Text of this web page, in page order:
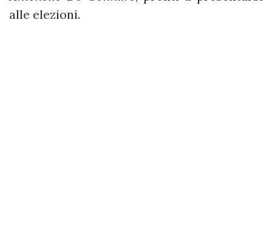
alle elezioni.